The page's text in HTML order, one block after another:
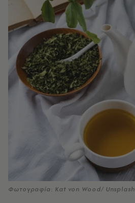
Φωτογραφία: Kat von Wood/ Unsplash